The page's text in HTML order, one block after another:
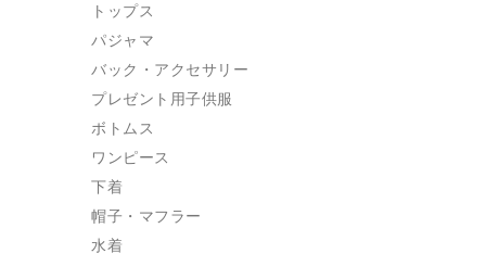
トップス
パジャマ
バック・アクセサリー
プレゼント用子供服
ボトムス
ワンピース
下着
帽子・マフラー
水着